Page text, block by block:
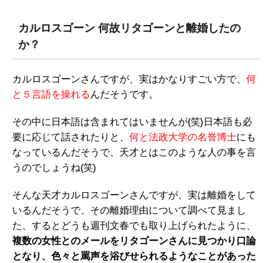
カルロスゴーン 何故リタゴーンと離婚したの
か？
カルロスゴーンさんですが、実はかなりすごい方で、 何
と５言語を操れるんだそうです。
その中に日本語は含まれてはいませんが(笑)日本語も必
要に応じて話されたりと、 何と法政大学の名誉博士にも
なっているんだそうで、天才とはこのような人の事を言
うのでしょうね(笑)
そんな天才カルロスゴーンさんですが、実は離婚をして
いるんだそうで、その離婚理由について調べて見まし
た、するとどうも週刊文春でも取り上げられたように、
複数の女性とのメールをリタゴーンさんに見つかり口論
となり、色々と罵声を浴びせられるようなことがあった